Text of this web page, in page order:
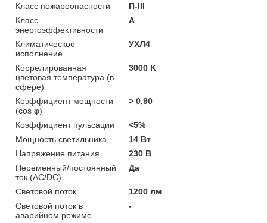
Класс пожароопасности
П-ІІІ
Класс
энергоэффективности
A
Климатическое
исполнение
УХЛ4
Коррелированная
цветовая температура (в
сфере)
3000 K
Коэффициент мощности
(cos φ)
> 0,90
Коэффициент пульсации
<5%
Мощность светильника
14 Вт
Напряжение питания
230 В
Переменный/постоянный
ток (AC/DC)
Да
Световой поток
1200 лм
Световой поток в
аварийном режиме
-